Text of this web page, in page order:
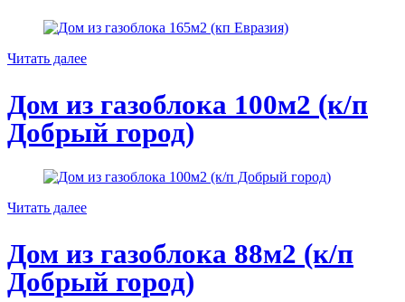
Читать далее
Дом из газоблока 100м2 (к/п
Добрый город)
Читать далее
Дом из газоблока 88м2 (к/п
Добрый город)